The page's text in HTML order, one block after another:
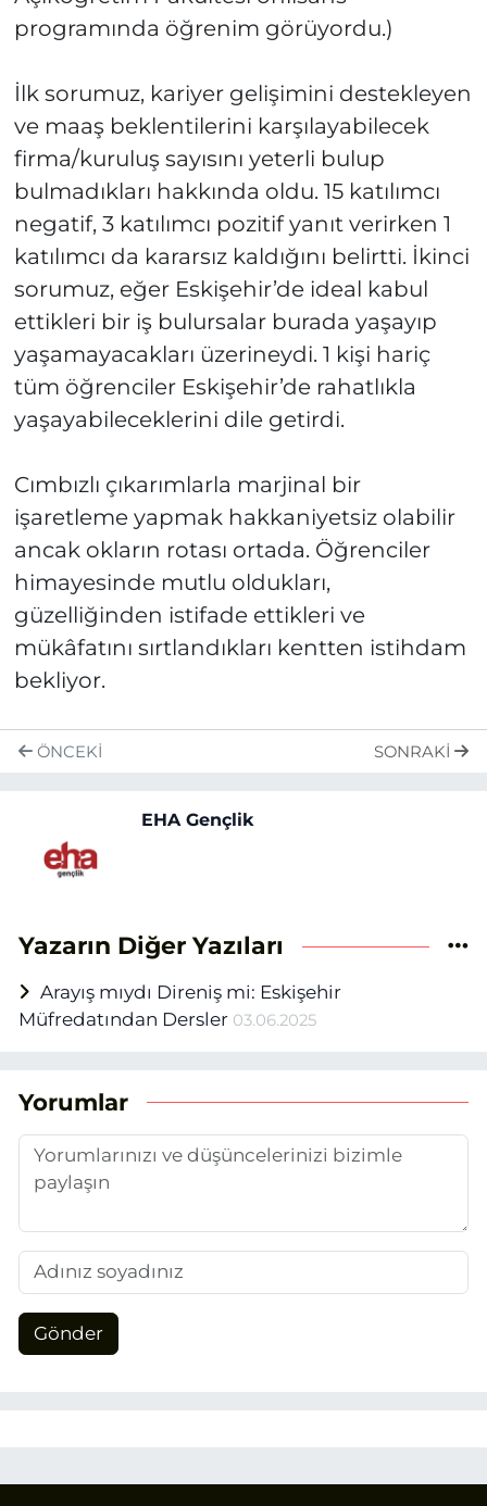
programında öğrenim görüyordu.)
İlk sorumuz, kariyer gelişimini destekleyen
ve maaş beklentilerini karşılayabilecek
firma/kuruluş sayısını yeterli bulup
bulmadıkları hakkında oldu. 15 katılımcı
negatif, 3 katılımcı pozitif yanıt verirken 1
katılımcı da kararsız kaldığını belirtti. İkinci
sorumuz, eğer Eskişehir’de ideal kabul
ettikleri bir iş bulursalar burada yaşayıp
yaşamayacakları üzerineydi. 1 kişi hariç
tüm öğrenciler Eskişehir’de rahatlıkla
yaşayabileceklerini dile getirdi.
Cımbızlı çıkarımlarla marjinal bir
işaretleme yapmak hakkaniyetsiz olabilir
ancak okların rotası ortada. Öğrenciler
himayesinde mutlu oldukları,
güzelliğinden istifade ettikleri ve
mükâfatını sırtlandıkları kentten istihdam
bekliyor.
ÖNCEKI SONRAKI
EHA Gençlik
Yazarın Diğer Yazıları
Arayış mıydı Direniş mi: Eskişehir
Müfredatından Dersler 03.06.2025
Yorumlar
Gönder